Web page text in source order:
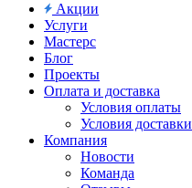
Акции
Услуги
Мастерс
Блог
Проекты
Оплата и доставка
Условия оплаты
Условия доставки
Компания
Новости
Команда